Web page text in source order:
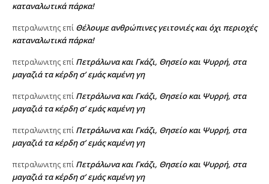
καταναλωτικά πάρκα!
πετραλωνιτης επί Θέλουμε ανθρώπινες γειτονιές και όχι περιοχές
καταναλωτικά πάρκα!
πετραλωνιτης επί Πετράλωνα και Γκάζι, Θησείο και Ψυρρή, στα
μαγαζιά τα κέρδη σ’ εμάς καμένη γη
πετραλωνιτης επί Πετράλωνα και Γκάζι, Θησείο και Ψυρρή, στα
μαγαζιά τα κέρδη σ’ εμάς καμένη γη
πετραλωνιτης επί Πετράλωνα και Γκάζι, Θησείο και Ψυρρή, στα
μαγαζιά τα κέρδη σ’ εμάς καμένη γη
πετραλωνιτης επί Πετράλωνα και Γκάζι, Θησείο και Ψυρρή, στα
μαγαζιά τα κέρδη σ’ εμάς καμένη γη